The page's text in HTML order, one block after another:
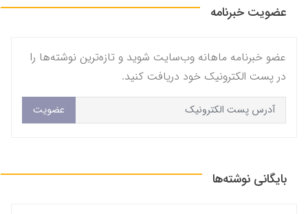
عضویت خبرنامه
عضو خبرنامه ماهانه وب‌سایت شوید و تازه‌ترین نوشته‌ها را
در پست الکترونیک خود دریافت کنید.
عضویت
بایگانی نوشته‌ها